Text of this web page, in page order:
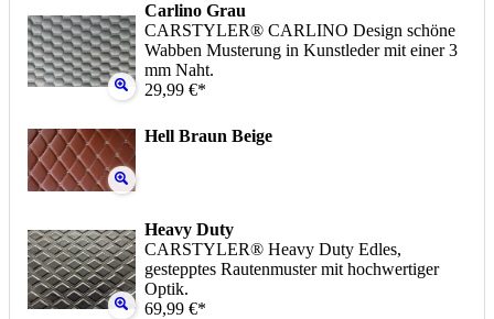
Carlino Grau
CARSTYLER® CARLINO Design schöne
Wabben Musterung in Kunstleder mit einer 3
mm Naht.
29,99 €*
Hell Braun Beige
Heavy Duty
CARSTYLER® Heavy Duty Edles,
gestepptes Rautenmuster mit hochwertiger
Optik.
69,99 €*